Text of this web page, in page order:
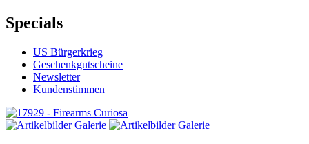
Specials
US Bürgerkrieg
Geschenkgutscheine
Newsletter
Kundenstimmen